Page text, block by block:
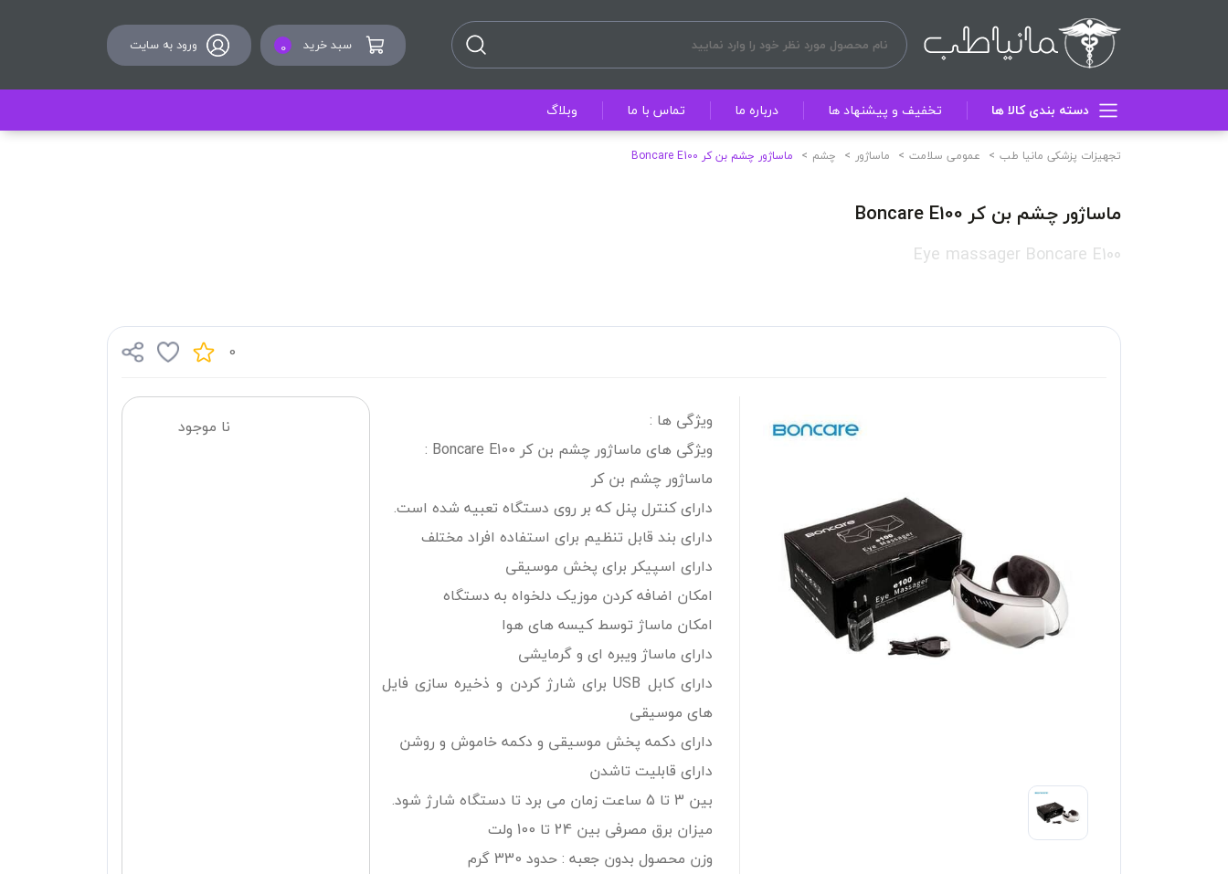
سبد خرید 0 ورود به سایت
دسته بندی کالا ها تخفیف و پیشنهاد ها درباره ما تماس با ما وبلاگ
تجهیزات پزشکی مانیا طب عمومی سلامت ماساژور چشم ماساژور چشم بن کر Boncare E100
ماساژور چشم بن کر Boncare E100
Eye massager Boncare E100
0
ویژگی ها :
ویژگی های ماساژور چشم بن کر Boncare E100 :
ماساژور چشم بن کر
دارای کنترل پنل که بر روی دستگاه تعبیه شده است.
دارای بند قابل تنظیم برای استفاده افراد مختلف
دارای اسپیکر برای پخش موسیقی
امکان اضافه کردن موزیک دلخواه به دستگاه
امکان ماساژ توسط کیسه های هوا
دارای ماساژ ویبره ای و گرمایشی
دارای کابل USB برای شارژ کردن و ذخیره سازی فایل
های موسیقی
دارای دکمه پخش موسیقی و دکمه خاموش و روشن
دارای قابلیت تاشدن
بین 3 تا 5 ساعت زمان می برد تا دستگاه شارژ شود.
میزان برق مصرفی بین 24 تا 100 ولت
وزن محصول بدون جعبه : حدود 330 گرم
نا موجود